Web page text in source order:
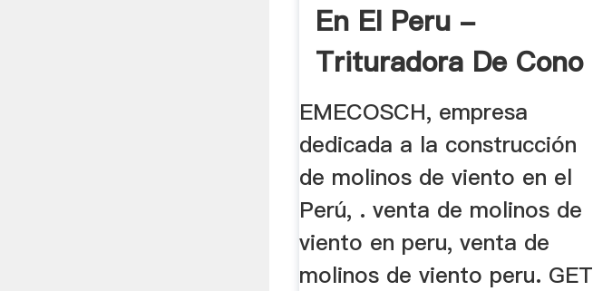
En El Peru -
Trituradora De Cono
EMECOSCH, empresa
dedicada a la construcción
de molinos de viento en el
Perú, . venta de molinos de
viento en peru, venta de
molinos de viento peru. GET